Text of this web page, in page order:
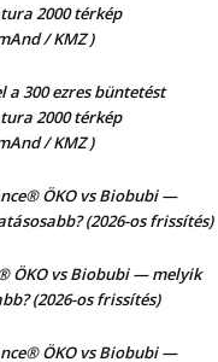
2000 térkép
/ KMZ )
a 300 ezres büntetést
2000 térkép
/ KMZ )
ÖKO vs Biobubi —
(2026-os frissítés)
ÖKO vs Biobubi — melyik
(2026-os frissítés)
ÖKO vs Biobubi —